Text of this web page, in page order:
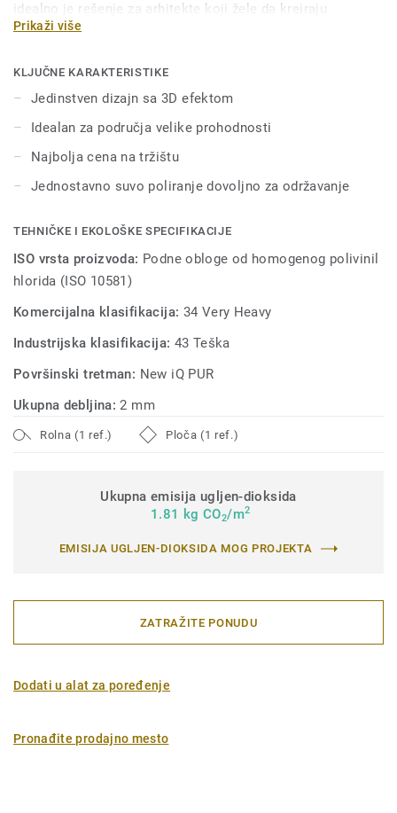
idealno je rešenje za arhitekte koji žele da kreiraju
harmoničan pod. Kao deo iQ kolekcije, ovaj visoko-
habanje, fleke i oštećenja u područjima velike prohodnosti.
Ne zahteva tretiranje voskom - jednostavno suvo poliranje
je dovoljno da bi se povratio prvobitan izgled poda.
Prikaži više
KLJUČNE KARAKTERISTIKE
Jedinstven dizajn sa 3D efektom
Idealan za područja velike prohodnosti
Najbolja cena na tržištu
Jednostavno suvo poliranje dovoljno za održavanje
TEHNIČKE I EKOLOŠKE SPECIFIKACIJE
ISO vrsta proizvoda: Podne obloge od homogenog polivinil
hlorida (ISO 10581)
Komercijalna klasifikacija: 34 Very Heavy
Industrijska klasifikacija: 43 Teška
Površinski tretman: New iQ PUR
Ukupna debljina:2 mm
Rolna (1 ref.) Ploča (1 ref.)
Ukupna emisija ugljen-dioksida
1.81 kg CO2/m2
EMISIJA UGLJEN-DIOKSIDA MOG PROJEKTA
ZATRAŽITE PONUDU
Dodati u alat za poređenje
Pronađite prodajno mesto